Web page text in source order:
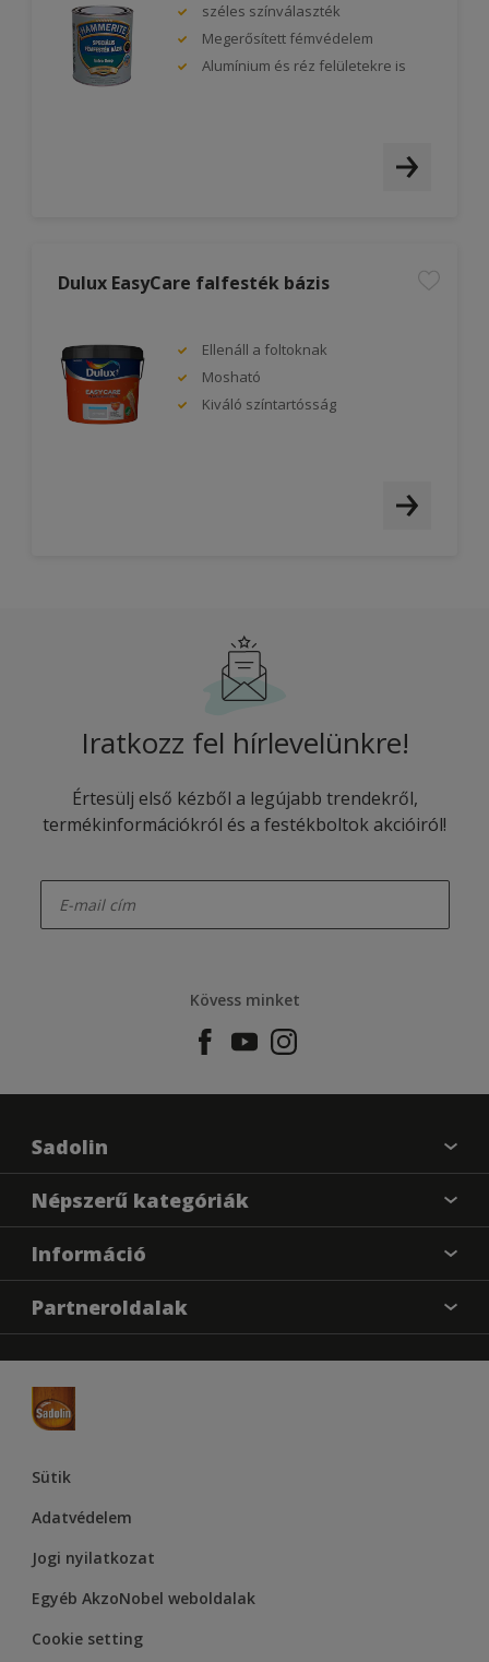
széles színválaszték
Megerősített fémvédelem
Alumínium és réz felületekre is
Dulux EasyCare falfesték bázis
Ellenáll a foltoknak
Mosható
Kiváló színtartósság
Iratkozz fel hírlevelünkre!
Értesülj első kézből a legújabb trendekről,
termékinformációkról és a festékboltok akcióiról!
Kövess minket
Sadolin
Találj egy színt
Üzlet kereső
Oldaltérkép
Népszerű kategóriák
Festési tanácsok
Inspiráció
Termékek
Információ
Színpontosság
Hozzáférhetőség
Partneroldalak
Dulux
Supralux
Sütik
Adatvédelem
Jogi nyilatkozat
Egyéb AkzoNobel weboldalak
Cookie setting